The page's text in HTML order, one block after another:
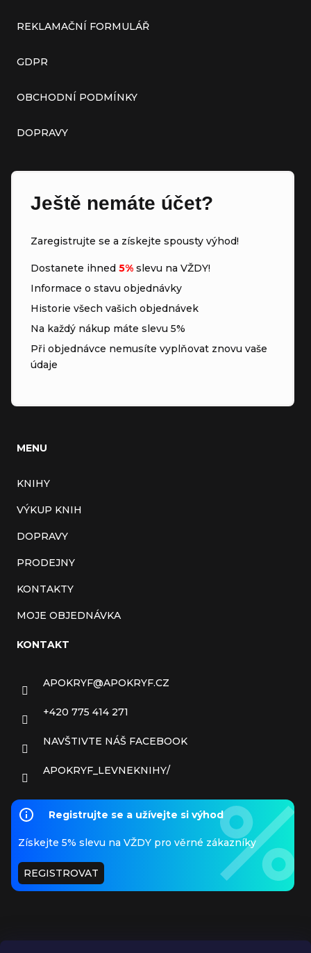
REKLAMAČNÍ FORMULÁŘ
GDPR
OBCHODNÍ PODMÍNKY
DOPRAVY
Ještě nemáte účet?
Zaregistrujte se a získejte spousty výhod!
Dostanete ihned 5% slevu na VŽDY!
Informace o stavu objednávky
Historie všech vašich objednávek
Na každý nákup máte slevu 5%
Při objednávce nemusíte vyplňovat znovu vaše
údaje
MENU
KNIHY
VÝKUP KNIH
DOPRAVY
PRODEJNY
KONTAKTY
MOJE OBJEDNÁVKA
KONTAKT
APOKRYF@APOKRYF.CZ
+420 775 414 271
NAVŠTIVTE NÁŠ FACEBOOK
APOKRYF_LEVNEKNIHY/
Registrujte se a užívejte si výhod
Získejte 5% slevu na VŽDY pro věrné zákazníky
REGISTROVAT